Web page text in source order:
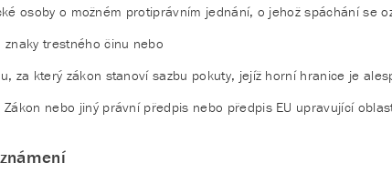
osoby o možném protiprávním jednání, o jehož spáchání se
znaky trestného činu nebo
za který zákon stanoví sazbu pokuty, jejíž horní hranice je
Zákon nebo jiný právní předpis nebo předpis EU upravující